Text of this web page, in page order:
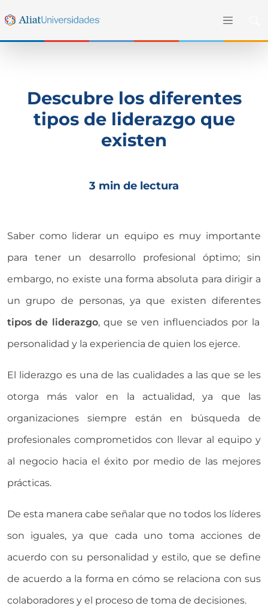
Descubre los diferentes
tipos de liderazgo que
existen
3 min de lectura
Saber como liderar un equipo es muy importante
para tener un desarrollo profesional óptimo; sin
embargo, no existe una forma absoluta para dirigir a
un grupo de personas, ya que existen diferentes
tipos de liderazgo, que se ven influenciados por la
personalidad y la experiencia de quien los ejerce.
El liderazgo es una de las cualidades a las que se les
otorga más valor en la actualidad, ya que las
organizaciones siempre están en búsqueda de
profesionales comprometidos con llevar al equipo y
al negocio hacia el éxito por medio de las mejores
prácticas.
De esta manera cabe señalar que no todos los líderes
son iguales, ya que cada uno toma acciones de
acuerdo con su personalidad y estilo, que se define
de acuerdo a la forma en cómo se relaciona con sus
colaboradores y el proceso de toma de decisiones.